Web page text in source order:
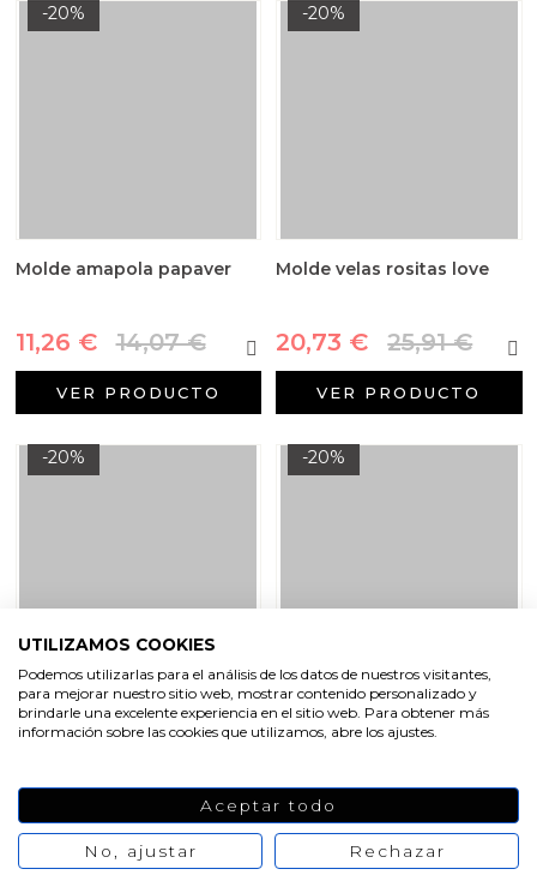
-20%
Molde amapola papaver
11,26 € 14,07 €
VER PRODUCTO
-20%
Molde velas rositas love
20,73 € 25,91 €
VER PRODUCTO
-20%
Molde flores de
campanillas
12,87 € / 1 und
-20%
Molde pastilla con narcisos
12,87 € / 1 und
16,09 €
UTILIZAMOS COOKIES
Podemos utilizarlas para el análisis de los datos de nuestros visitantes,
para mejorar nuestro sitio web, mostrar contenido personalizado y
brindarle una excelente experiencia en el sitio web. Para obtener más
información sobre las cookies que utilizamos, abre los ajustes.
Aceptar todo
No, ajustar Rechazar